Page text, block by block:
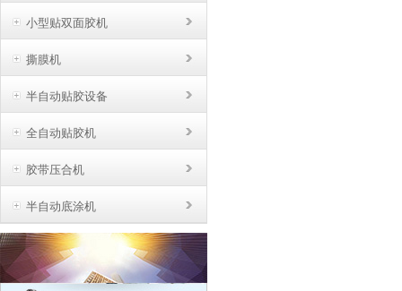
小型贴双面胶机
撕膜机
半自动贴胶设备
全自动贴胶机
胶带压合机
半自动底涂机